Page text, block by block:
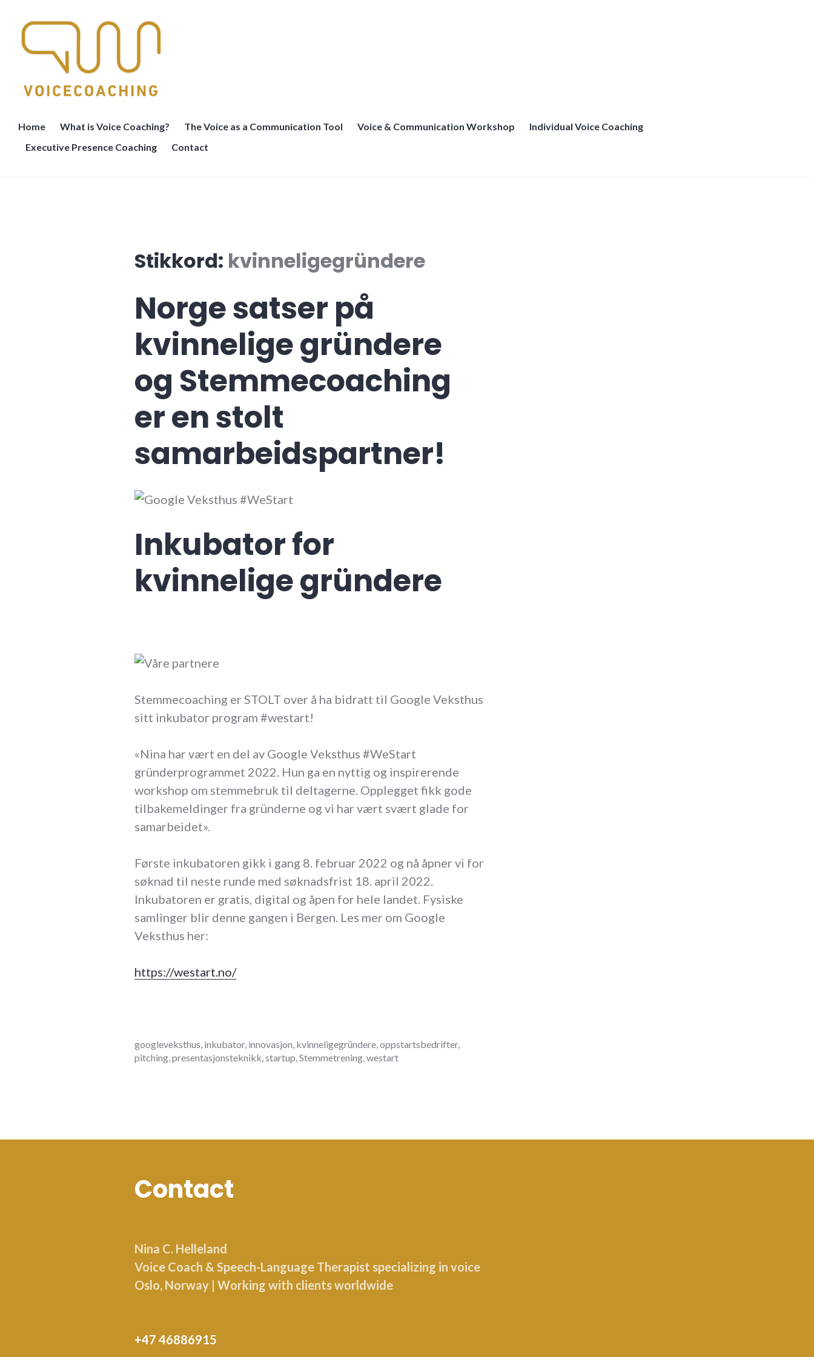
content
Home What is Voice Coaching? The Voice as a Communication Tool Voice & Communication Workshop
Individual Voice Coaching
Executive Presence Coaching
Contact
Stikkord: kvinneligegründere
Norge satser på
kvinnelige gründere
og Stemmecoaching
er en stolt
samarbeidspartner!
Inkubator for
kvinnelige gründere
Stemmecoaching er STOLT over å ha bidratt til Google Veksthus
sitt inkubator program #westart!
«Nina har vært en del av Google Veksthus #WeStart
gründerprogrammet 2022. Hun ga en nyttig og inspirerende
workshop om stemmebruk til deltagerne. Opplegget fikk gode
tilbakemeldinger fra gründerne og vi har vært svært glade for
samarbeidet».
Første inkubatoren gikk i gang 8. februar 2022 og nå åpner vi for
søknad til neste runde med søknadsfrist 18. april 2022.
Inkubatoren er gratis, digital og åpen for hele landet. Fysiske
samlinger blir denne gangen i Bergen. Les mer om Google
Veksthus her:
https://westart.no/
april
8,
googleveksthus inkubator, innovasjon kvinneligegründere oppstartsbedrifter,
pitching presentasjonsteknikk startup Stemmetrening westart
Contact
Nina C. Helleland
Voice Coach & Speech-Language Therapist specializing in voice
Oslo, Norway | Working with clients worldwide
+47 46886915